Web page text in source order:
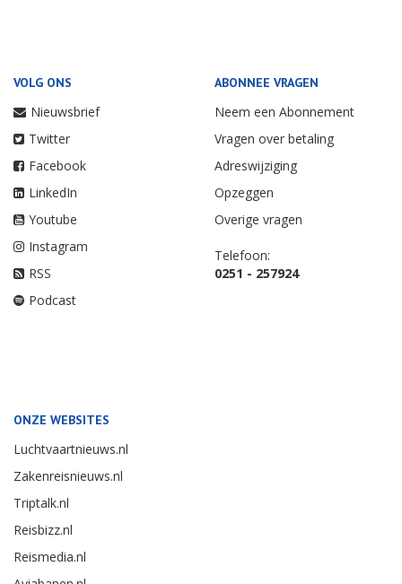
VOLG ONS
Nieuwsbrief
Twitter
Facebook
LinkedIn
Youtube
Instagram
RSS
Podcast
ABONNEE VRAGEN
Neem een Abonnement
Vragen over betaling
Adreswijziging
Opzeggen
Overige vragen
Telefoon:
0251 - 257924
ONZE WEBSITES
Luchtvaartnieuws.nl
Zakenreisnieuws.nl
Triptalk.nl
Reisbizz.nl
Reismedia.nl